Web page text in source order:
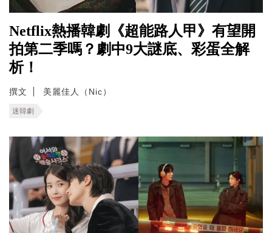
Netflix熱播韓劇《超能路人甲》有望開
拍第二季嗎？劇中9大謎底、彩蛋全解
析！
撰文 美麗佳人（Nic）
迷韓劇